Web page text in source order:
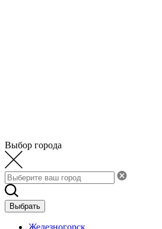
Выбор города
Выбрать
Железногорск